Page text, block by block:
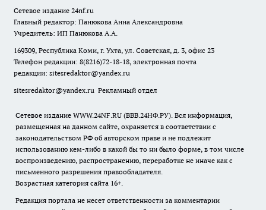
Сетевое издание 24nf.ru
Главный редактор: Панюкова Анна Александровна
Учредитель: ИП Панюкова А.А.
169309, Республика Коми, г. Ухта, ул. Советская, д. 3, офис 23
Телефон редакции: 8(8216)72-18-18, электронная почта
редакции: sitesredaktor@yandex.ru
sitesredaktor@yandex.ru Рекламный отдел
Сетевое издание WWW.24NF.RU (ВВВ.24НФ.РУ). Вся информация,
размещенная на данном сайте, охраняется в соответствии с
законодательством РФ об авторском праве и не подлежит
использованию кем-либо в какой бы то ни было форме, в том числе
воспроизведению, распространению, переработке не иначе как с
письменного разрешения правообладателя.
Возрастная категория сайта 16+.
Редакция портала не несет ответственности за комментарии